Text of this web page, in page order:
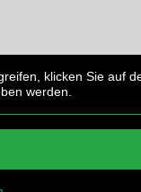
klicken Sie auf
werden.